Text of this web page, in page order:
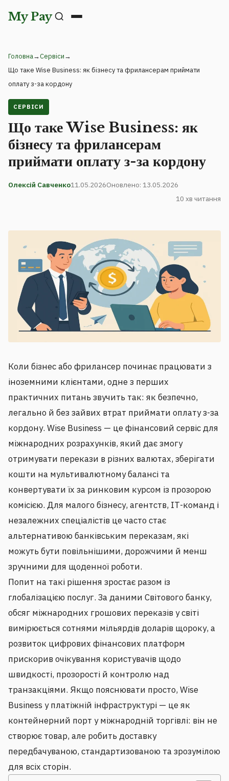
My Pay
Головна→Сервіси→
Що таке Wise Business: як бізнесу та фрилансерам приймати
оплату з-за кордону
СЕРВІСИ
Що таке Wise Business: як
бізнесу та фрилансерам
приймати оплату з-за кордону
Олексій Савченко11.05.2026Оновлено: 13.05.2026
10 хв читання
Коли бізнес або фрилансер починає працювати з
іноземними клієнтами, одне з перших
практичних питань звучить так: як безпечно,
легально й без зайвих втрат приймати оплату з-за
кордону. Wise Business — це фінансовий сервіс для
міжнародних розрахунків, який дає змогу
отримувати перекази в різних валютах, зберігати
кошти на мультивалютному балансі та
конвертувати їх за ринковим курсом із прозорою
комісією. Для малого бізнесу, агентств, ІТ-команд і
незалежних спеціалістів це часто стає
альтернативою банківським переказам, які
можуть бути повільнішими, дорожчими й менш
зручними для щоденної роботи.
Попит на такі рішення зростає разом із
глобалізацією послуг. За даними Світового банку,
обсяг міжнародних грошових переказів у світі
вимірюється сотнями мільярдів доларів щороку, а
розвиток цифрових фінансових платформ
прискорив очікування користувачів щодо
швидкості, прозорості й контролю над
транзакціями. Якщо пояснювати просто, Wise
Business у платіжній інфраструктурі — це як
контейнерний порт у міжнародній торгівлі: він не
створює товар, але робить доставку
передбачуваною, стандартизованою та зрозумілою
для всіх сторін.